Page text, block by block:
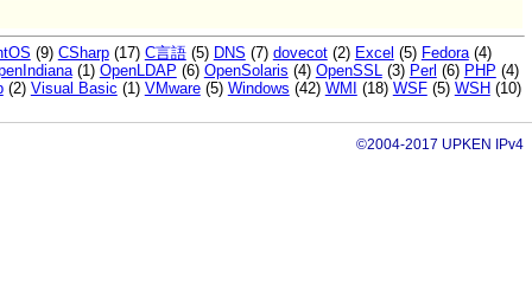
(9) CSharp(17) C言語(5) DNS (7) dovecot(2) Excel (5) Fedora(4)
(1) OpenLDAP (6) OpenSolaris (4) OpenSSL(3) Perl (6) PHP (4)
(2) Visual Basic (1) VMware(5) Windows (42) WMI (18) WSF(5) WSH (10)
©2004-2017 UPKEN IPv4